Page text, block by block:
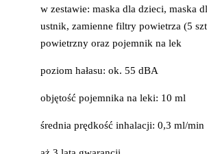
w zestawie: maska dla dzieci, maska
ustnik, zamienne filtry powietrza (5
powietrzny oraz pojemnik na lek
poziom hałasu: ok. 55 dBA
objętość pojemnika na leki: 10 ml
średnia prędkość inhalacji: 0,3 ml/min